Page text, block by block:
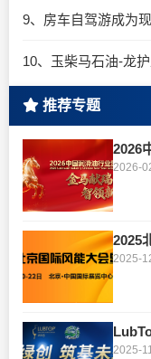
9、房车自驾游成为
推荐专题
2026
2026-
2025
2025-
2025-